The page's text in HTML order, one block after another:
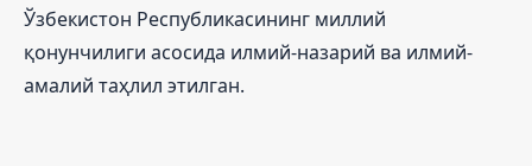
Ўзбекистон Республикасининг миллий
қонунчилиги асосида илмий-назарий ва илмий-
амалий таҳлил этилган.